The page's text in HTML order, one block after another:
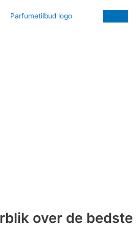
over de bedste